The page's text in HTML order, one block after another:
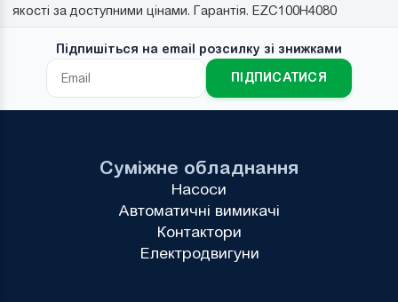
якості за доступними цінами. Гарантія. EZC100H4080
Підпишіться на email розсилку зі знижками
ПІДПИСАТИСЯ
Суміжне обладнання
Насоси
Автоматичні вимикачі
Контактори
Електродвигуни